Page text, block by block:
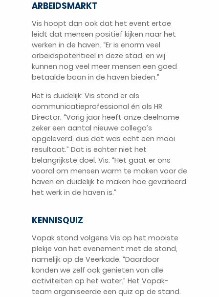
ARBEIDSMARKT
Vis hoopt dan ook dat het event ertoe
leidt dat mensen positief kijken naar het
werken in de haven. “Er is enorm veel
arbeidspotentieel in deze stad, en wij
kunnen nog veel meer mensen een goed
betaalde baan in de haven bieden.”
Het is duidelijk: Vis stond er als
communicatieprofessional én als HR
Director. “Vorig jaar heeft onze deelname
zeker een aantal nieuwe collega’s
opgeleverd, dus dat was echt een mooi
resultaat.” Dat is echter niet het
belangrijkste doel. Vis: “Het gaat er ons
vooral om mensen warm te maken voor de
haven en duidelijk te maken hoe gevarieerd
het werk in de haven is.”
KENNISQUIZ
Vopak stond volgens Vis op het mooiste
plekje van het evenement met de stand,
namelijk op de Veerkade. “Daardoor
konden we zelf ook genieten van alle
activiteiten op het water.” Het Vopak-
team organiseerde een quiz op de stand.